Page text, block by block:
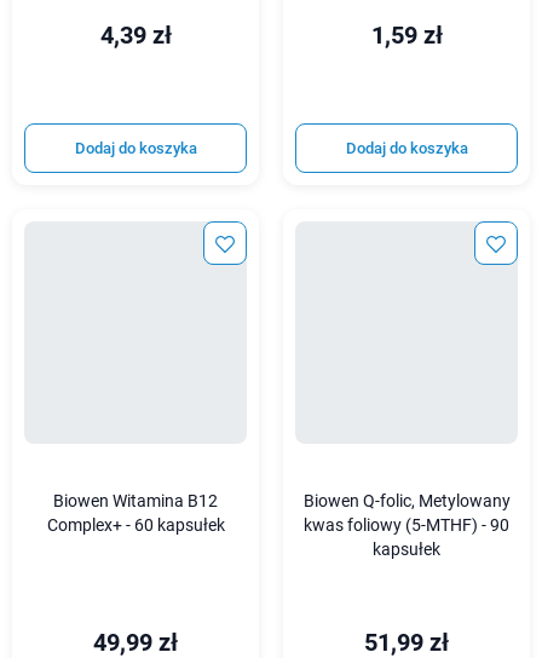
4,39 zł
Dodaj do koszyka
1,59 zł
Dodaj do koszyka
Biowen Witamina B12
Complex+ - 60 kapsułek
49,99 zł
Biowen Q-folic, Metylowany
kwas foliowy (5-MTHF) - 90
kapsułek
51,99 zł